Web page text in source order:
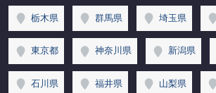
栃木県 群馬県 埼玉県
東京都 神奈川県 新潟県
石川県 福井県 山梨県